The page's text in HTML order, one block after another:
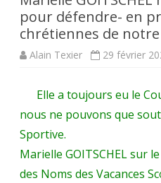
pour défendre- en
chrétiennes de
Alain Texier 29 février
Elle a toujours eu le
nous ne pouvons que
Sportive.
Marielle GOITSCHEL sur
des Noms des Vacances